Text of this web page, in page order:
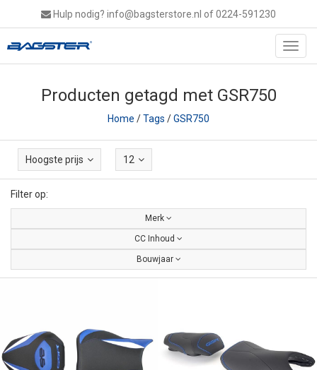
Hulp nodig? info@bagsterstore.nl of 0224-591230
Producten getagd met GSR750
Home /Tags /GSR750
Hoogste prijs 12
Filter op:
Merk
CC Inhoud
Bouwjaar